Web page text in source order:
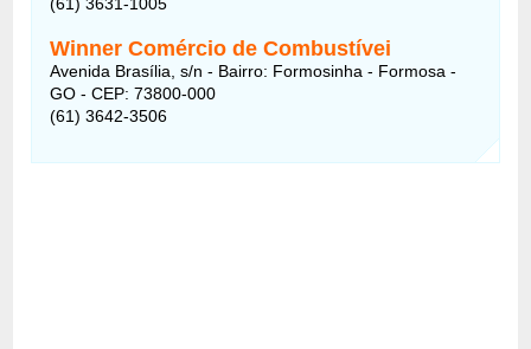
Winner Comércio de Combustívei
Avenida Brasília, s/n - Bairro: Formosinha - Formosa -
GO - CEP: 73800-000
(61) 3642-3506